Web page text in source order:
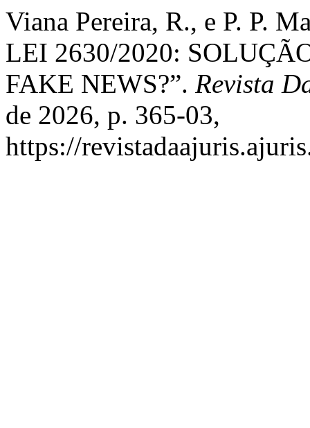
Viana Pereira, R., e P. P.
LEI 2630/2020:
FAKE NEWS?”. Revista
de 2026, p. 365-03,
https://